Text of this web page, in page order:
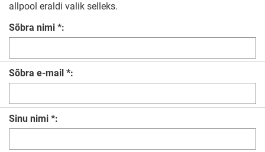
allpool eraldi valik selleks.
Sõbra nimi *:
Sõbra e-mail *:
Sinu nimi *: